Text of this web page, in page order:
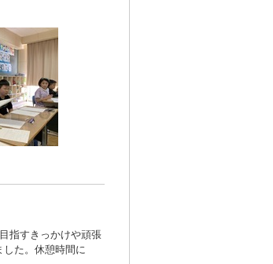
指すきっかけや頑張
た。休憩時間に